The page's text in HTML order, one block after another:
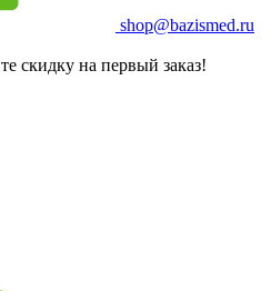
shop@bazismed.ru
скидку на первый заказ!